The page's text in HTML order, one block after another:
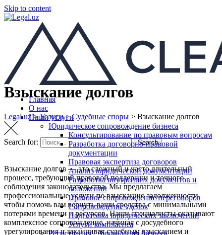
Skip to content
Главная
О нас
Наши услуги
Юридическое сопровождение бизнеса
Консультирование по правовым вопросам
Разработка договорно-правовой
документации
Правовая экспертиза договоров
Анализ юридической документации
Разработка внутренних документов и
положений
Правовое сопровождение переговоров
Сопровождение сделок
Подготовка юридических заключений
Услуги комплаенса
Регистрация / Ликвидация бизнеса
Взыскание долгов
Legal.uz>Услуги>Судебные споры > Взыскание долгов
Search for: Search
Взыскание долгов — это сложный и часто длительный
процесс, требующий правовой поддержки и точного
соблюдения законодательства. Мы предлагаем
профессиональные услуги по взысканию задолженности,
чтобы помочь вам вернуть ваши средства с минимальными
потерями времени и ресурсов. Наши специалисты оказывают
комплексное сопровождение, начиная с досудебного
урегулирования и заканчивая судебным взысканием и